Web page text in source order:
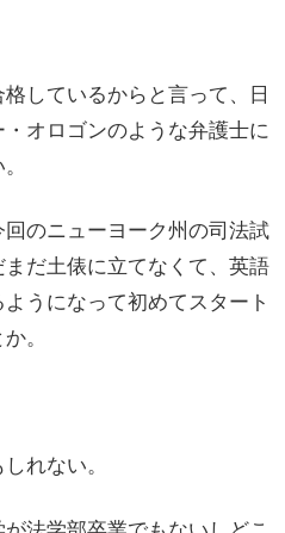
しているからと言って、日
オロゴンのような弁護士に
のニューヨーク州の司法試
だ土俵に立てなくて、英語
うになって初めてスタート
。
れない。